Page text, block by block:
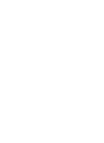
承ください。
作成されるも
ご了承くださ
機器販売店・
ず変更すること
1000ppm以下、
下、フタル酸ジブチ
: 1000ppm、
可)を取得する
な手段を講じ
れらの製造装